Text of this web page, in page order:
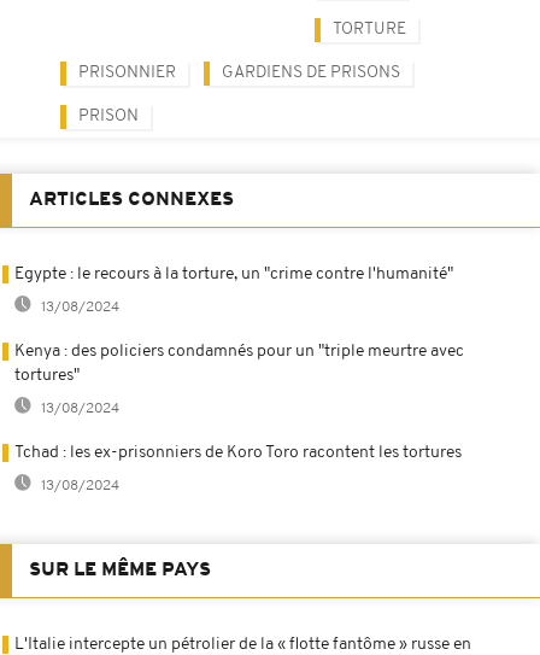
TORTURE
PRISONNIER GARDIENS DE PRISONS
PRISON
ARTICLES CONNEXES
Egypte : le recours à la torture, un "crime contre l'humanité"
13/08/2024
Kenya : des policiers condamnés pour un "triple meurtre avec
tortures"
13/08/2024
Tchad : les ex-prisonniers de Koro Toro racontent les tortures
13/08/2024
SUR LE MÊME PAYS
L'Italie intercepte un pétrolier de la « flotte fantôme » russe en